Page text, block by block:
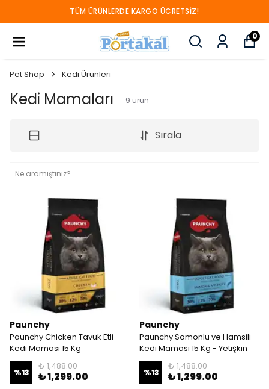
SATIŞLARIMIZ SADECE ANKARA İÇİ GEÇERLİDİR!
0
Pet Shop Kedi Ürünleri
Kedi Mamaları 9 ürün
Sırala
Paunchy
Paunchy Chicken Tavuk Etli
Kedi Maması 15 Kg
%13
₺ 1,488.00
₺ 1,299.00
Paunchy
Paunchy Somonlu ve Hamsili
Kedi Maması 15 Kg - Yetişkin
%13
₺ 1,488.00
₺ 1,299.00